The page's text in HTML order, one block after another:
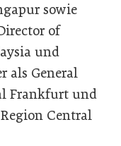
sowie
of
und
als General
Frankfurt und
Central